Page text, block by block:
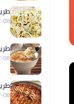
08
08
08